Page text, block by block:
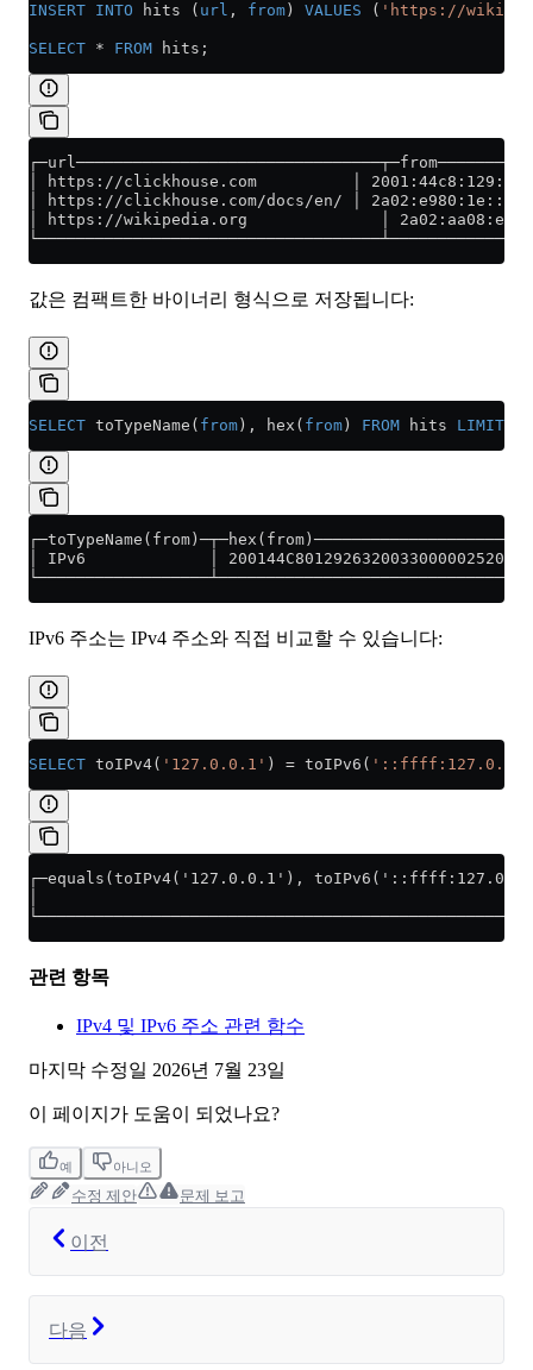
INSERT INTO hits ( url , from ) VALUES ( 'https://
SELECT * FROM hits;
│ https://clickhouse.com          │
│ https://clickhouse.com/docs/en/ │
│ https://wikipedia.org              │
값은 컴팩트한 바이너리 형식으로 저장됩니다:
SELECT toTypeName( from ), hex( from ) FROM hits LIMIT
│ IPv6             │
IPv6 주소는 IPv4 주소와 직접 비교할 수 있습니다:
SELECT toIPv4( '127.0.0.1' ) = toIPv6(
┌─equals(toIPv4('127.0.0.1'),
관련 항목
IPv4 및 IPv6 주소 관련 함수
마지막 수정일 2026년 7월 23일
이 페이지가 도움이 되었나요?
예 아니오
수정 제안 문제 보고
이전
다음